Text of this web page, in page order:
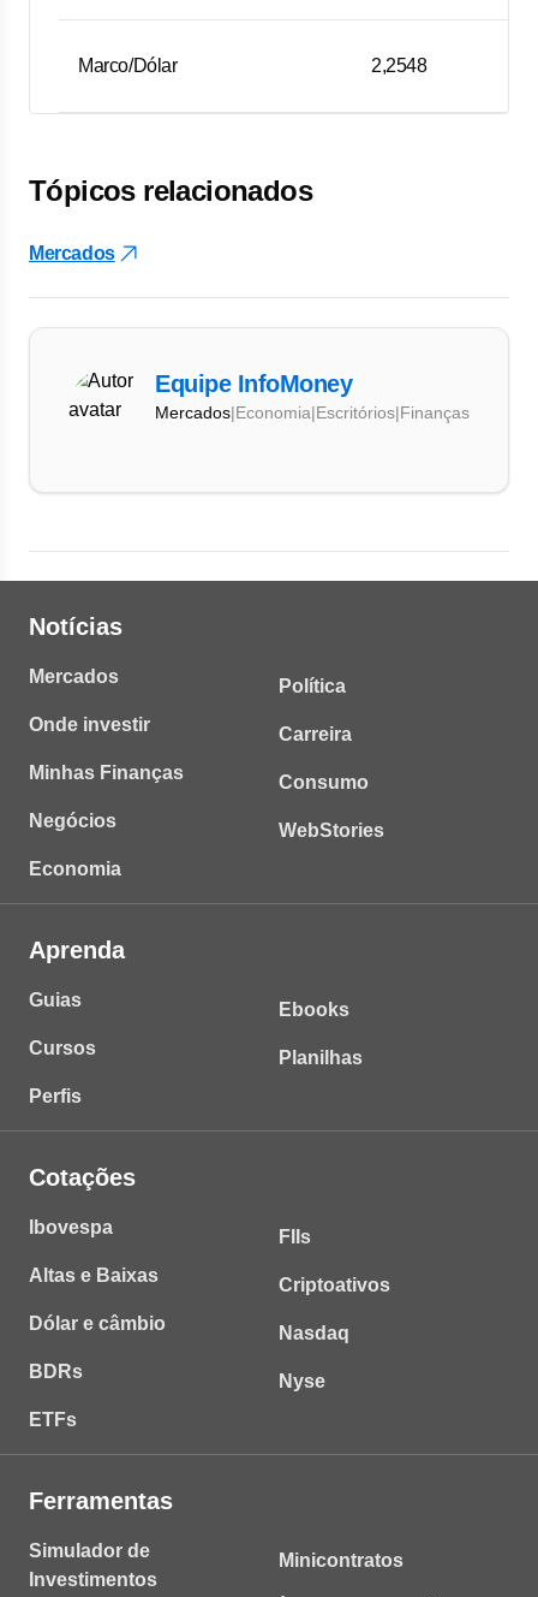
Marco/Dólar 2,2548
Tópicos relacionados
Mercados
Equipe InfoMoney
Mercados|Economia|Escritórios|Finanças
Notícias
Mercados
Onde investir
Minhas Finanças
Negócios
Economia
Política
Carreira
Consumo
WebStories
Aprenda
Guias
Cursos
Perfis
Ebooks
Planilhas
Cotações
Ibovespa
Altas e Baixas
Dólar e câmbio
BDRs
ETFs
FIIs
Criptoativos
Nasdaq
Nyse
Ferramentas
Simulador de
Investimentos
Minicontratos